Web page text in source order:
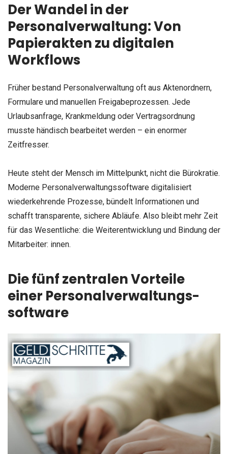
Der Wandel in der
Personalverwaltung: Von
Papierakten zu digitalen
Workflows
Früher bestand Personalverwaltung oft aus Aktenordnern,
Formulare und manuellen Freigabeprozessen. Jede
Urlaubsanfrage, Krankmeldung oder Vertragsordnung
musste händisch bearbeitet werden – ein enormer
Zeitfresser.
Heute steht der Mensch im Mittelpunkt, nicht die Bürokratie.
Moderne Personalverwaltungssoftware digitalisiert
wiederkehrende Prozesse, bündelt Informationen und
schafft transparente, sichere Abläufe. Also bleibt mehr Zeit
für das Wesentliche: die Weiterentwicklung und Bindung der
Mitarbeiter: innen.
Die fünf zentralen Vorteile
einer Personalverwaltungs-
software